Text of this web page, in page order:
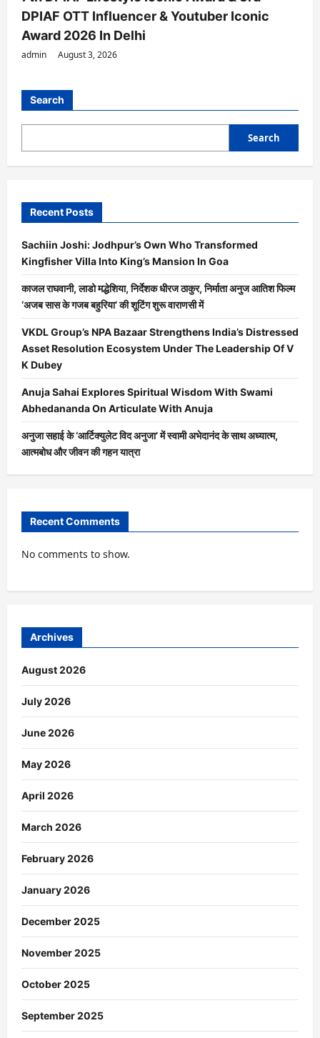
DPIAF OTT Influencer & Youtuber Iconic
Award 2026 In Delhi
admin August 3, 2026
Search
Search
Recent Posts
Sachiin Joshi: Jodhpur’s Own Who Transformed
Kingfisher Villa Into King’s Mansion In Goa
काजल राघवानी, लाडो मद्धेशिया, निर्देशक धीरज ठाकुर, निर्माता अनुज आतिश फिल्म
‘अजब सास के गजब बहुरिया’ की शूटिंग शुरू वाराणसी में
VKDL Group’s NPA Bazaar Strengthens India’s Distressed
Asset Resolution Ecosystem Under The Leadership Of V
K Dubey
Anuja Sahai Explores Spiritual Wisdom With Swami
Abhedananda On Articulate With Anuja
अनुजा सहाई के ‘आर्टिक्युलेट विद अनुजा’ में स्वामी अभेदानंद के साथ अध्यात्म,
आत्मबोध और जीवन की गहन यात्रा
Recent Comments
No comments to show.
Archives
August 2026
July 2026
June 2026
May 2026
April 2026
March 2026
February 2026
January 2026
December 2025
November 2025
October 2025
September 2025